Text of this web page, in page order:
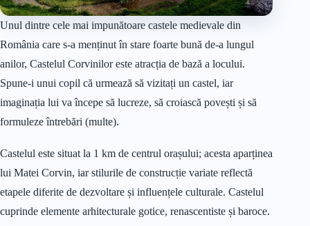
Unul dintre cele mai impunătoare castele medievale din
România care s-a menținut în stare foarte bună de-a lungul
anilor, Castelul Corvinilor este atracția de bază a locului.
Spune-i unui copil că urmează să vizitați un castel, iar
imaginația lui va începe să lucreze, să croiască povești și să
formuleze întrebări (multe).
Castelul este situat la 1 km de centrul orașului; acesta aparținea
lui Matei Corvin, iar stilurile de construcție variate reflectă
etapele diferite de dezvoltare și influențele culturale. Castelul
cuprinde elemente arhitecturale gotice, renascentiste și baroce.